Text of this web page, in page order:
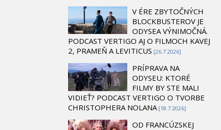
V ÉRE ZBYTOČNÝCH
BLOCKBUSTEROV JE
ODYSEA VÝNIMOČNÁ.
PODCAST VERTIGO AJ O FILMOCH KAVEJ
2, PRAMEŇ A LEVITICUS [26.7 2026]
PRÍPRAVA NA
ODYSEU: KTORÉ
FILMY BY STE MALI
VIDIEŤ? PODCAST VERTIGO O TVORBE
CHRISTOPHERA NOLANA [18.7 2026]
OD FRANCÚZSKEJ